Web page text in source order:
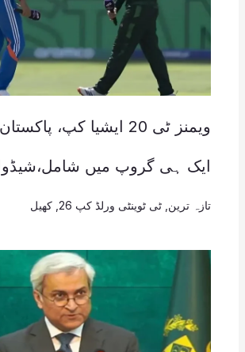
ویمنز ٹی 20 ایشیا کپ،
ایک ہی گروپ میں
تازہ ترین ٹی ٹوینٹی ورلڈ کپ 26 , کھیل